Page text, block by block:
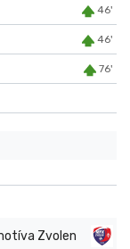
46'
46'
76'
Zvolen